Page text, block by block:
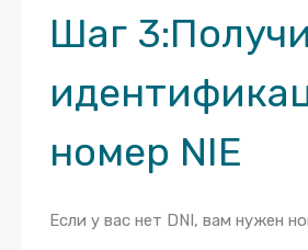
Шаг 3:
номер NIE
Если у вас нет DNI, вам нужен